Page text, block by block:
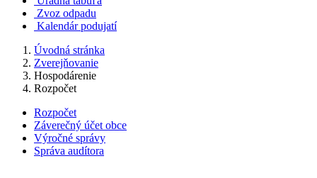
Zvoz odpadu
Kalendár podujatí
Úvodná stránka
Zverejňovanie
Hospodárenie
Rozpočet
Rozpočet
Záverečný účet obce
Výročné správy
Správa audítora